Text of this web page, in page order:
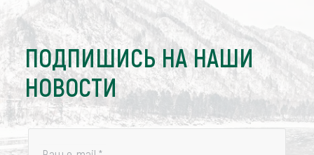
ПОДПИШИСЬ НА НАШИ
НОВОСТИ